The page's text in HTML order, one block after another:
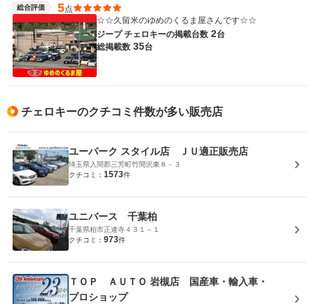
総合評価 5点
☆☆久留米のゆめのくるま屋さんです☆☆
ジープ チェロキーの掲載台数 2台
総掲載数 35台
チェロキーのクチコミ件数が多い販売店
ユーパーク スタイル店 ＪＵ適正販売店
埼玉県入間郡三芳町竹間沢東８－３
クチコミ： 1573件
ユニバース 千葉柏
千葉県柏市正連寺４３１－１
クチコミ： 973件
ＴＯＰ ＡＵＴＯ 岩槻店 国産車・輸入車・
プロショップ